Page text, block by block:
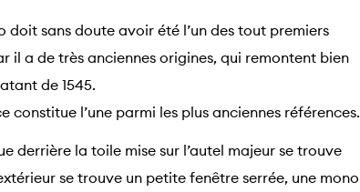
doit sans doute avoir été l’un des tout premiers
il a de très anciennes origines, qui remontent bien
de 1545.
l’une parmi les plus anciennes références.
derrière la toile mise sur l’autel majeur se trouve
se trouve un petite fenêtre serrée, une mono